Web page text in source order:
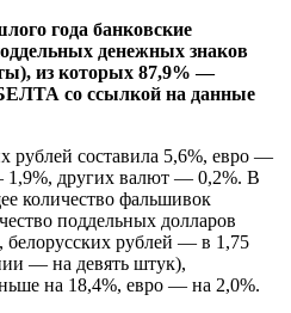
года банковские
денежных знаков
из которых 87,9% —
со ссылкой на данные
рублей составила 5,6%, евро —
1,9%, других валют — 0,2%. В
количество фальшивок
поддельных долларов
рублей — в 1,75
— на девять штук),
на 18,4%, евро — на 2,0%.